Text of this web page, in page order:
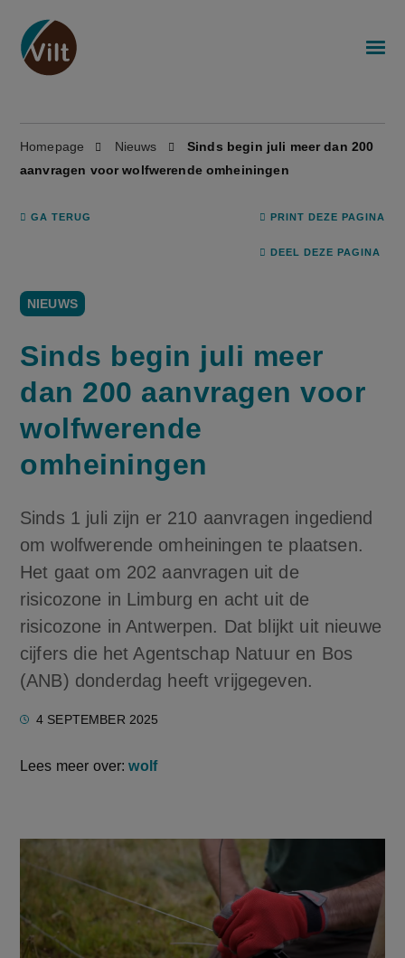
Homepage Nieuws
Sinds begin juli meer dan 200
aanvragen voor wolfwerende omheiningen
GA TERUG PRINT DEZE PAGINA
DEEL DEZE PAGINA
NIEUWS
Sinds begin juli meer
dan 200 aanvragen voor
wolfwerende
omheiningen
Sinds 1 juli zijn er 210 aanvragen ingediend
om wolfwerende omheiningen te plaatsen.
Het gaat om 202 aanvragen uit de
risicozone in Limburg en acht uit de
risicozone in Antwerpen. Dat blijkt uit nieuwe
cijfers die het Agentschap Natuur en Bos
(ANB) donderdag heeft vrijgegeven.
4 SEPTEMBER 2025
Lees meer over:wolf